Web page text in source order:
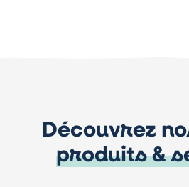
Découvrez
produits &